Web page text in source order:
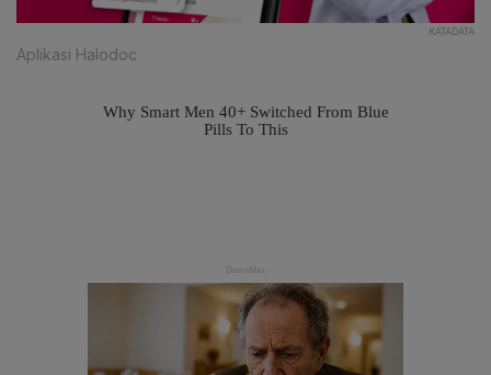
KATADATA
Aplikasi Halodoc